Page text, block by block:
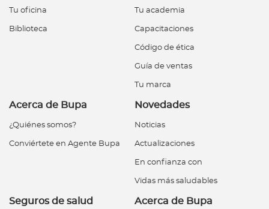
Tu oficina
Biblioteca
Tu academia
Capacitaciones
Código de ética
Guía de ventas
Tu marca
Acerca de Bupa
¿Quiénes somos?
Conviértete en Agente Bupa
Novedades
Noticias
Actualizaciones
En confianza con
Vidas más saludables
Seguros de salud Acerca de Bupa